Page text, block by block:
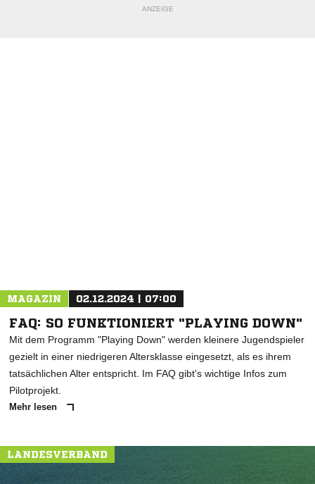
ANZEIGE
MAGAZIN 02.12.2024 | 07:00
FAQ: SO FUNKTIONIERT "PLAYING DOWN"
Mit dem Programm "Playing Down" werden kleinere Jugendspieler
gezielt in einer niedrigeren Altersklasse eingesetzt, als es ihrem
tatsächlichen Alter entspricht. Im FAQ gibt's wichtige Infos zum
Pilotprojekt.
Mehr lesen
LANDESVERBAND